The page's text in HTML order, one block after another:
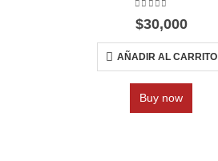
0
$30,000
AÑADIR AL CARRITO
Buy now